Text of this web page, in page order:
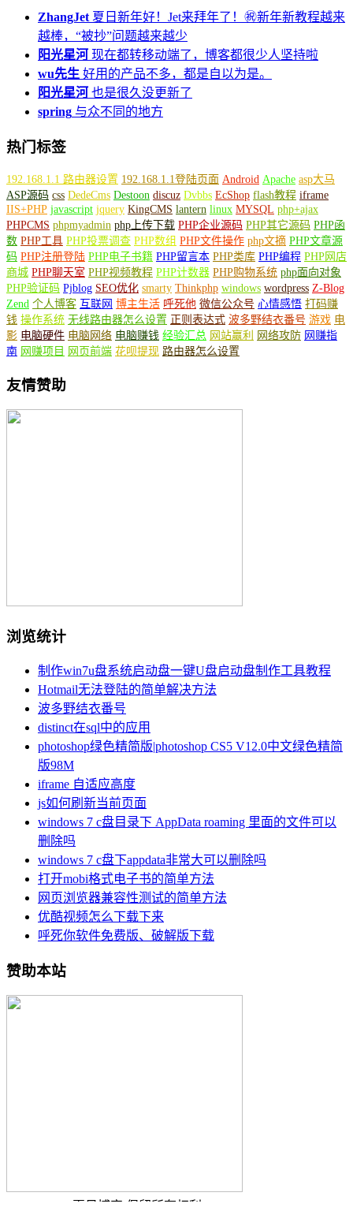
ZhangJet 夏日新年好！Jet来拜年了！㊗️新年新教程越来
越棒，“被抄”问题越来越少
阳光星河 现在都转移动端了，博客都很少人坚持啦
wu先生 好用的产品不多，都是自以为是。
阳光星河 也是很久没更新了
spring 与众不同的地方
热门标签
192.168.1.1 路由器设置 192.168.1.1登陆页面 Android Apache asp大马
ASP源码 css DedeCms Destoon discuz Dvbbs EcShop flash教程 iframe
IIS+PHP javascript jquery KingCMS lantern linux MYSQL php+ajax
PHPCMS phpmyadmin php上传下载 PHP企业源码 PHP其它源码 PHP函
数 PHP工具 PHP投票调查 PHP数组 PHP文件操作 php文摘 PHP文章源
码 PHP注册登陆 PHP电子书籍 PHP留言本 PHP类库 PHP编程 PHP网店
商城 PHP聊天室 PHP视频教程 PHP计数器 PHP购物系统 php面向对象
PHP验证码 Pjblog SEO优化 smarty Thinkphp windows wordpress Z-Blog
Zend 个人博客 互联网 博主生活 呼死他 微信公众号 心情感悟 打码赚
钱 操作系统 无线路由器怎么设置 正则表达式 波多野结衣番号 游戏 电
影 电脑硬件 电脑网络 电脑赚钱 经验汇总 网站赢利 网络攻防 网赚指
南 网赚项目 网页前端 花呗提现 路由器怎么设置
友情赞助
浏览统计
制作win7u盘系统启动盘一键U盘启动盘制作工具教程
Hotmail无法登陆的简单解决方法
波多野结衣番号
distinct在sql中的应用
photoshop绿色精简版|photoshop CS5 V12.0中文绿色精简
版98M
iframe 自适应高度
js如何刷新当前页面
windows 7 c盘目录下 AppData roaming 里面的文件可以
删除吗
windows 7 c盘下appdata非常大可以删除吗
打开mobi格式电子书的简单方法
网页浏览器兼容性测试的简单方法
优酷视频怎么下载下来
呼死你软件免费版、破解版下载
赞助本站
Copyright © 夏日博客 保留所有权利.